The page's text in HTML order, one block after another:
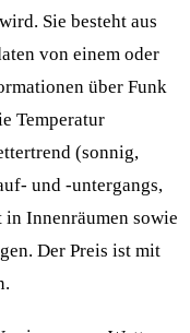
Sie besteht aus
von einem oder
über Funk
Temperatur
(sonnig,
und -untergangs,
Innenräumen sowie
Der Preis ist mit